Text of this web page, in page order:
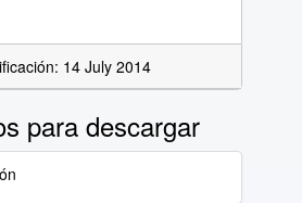
14 July 2014
para descargar